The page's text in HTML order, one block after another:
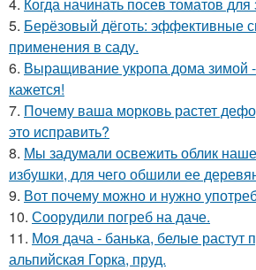
5. Берёзовый дёготь: эффективные
применения в саду.
6. Выращивание укропа дома зимой
кажется!
7. Почему ваша морковь растет
это исправить?
8. Мы задумали освежить облик
избушки, для чего обшили ее
9. Вот почему можно и нужно
10. Соорудили погреб на даче.
11. Моя дача - банька, белые растут
альпийская Горка, пруд.